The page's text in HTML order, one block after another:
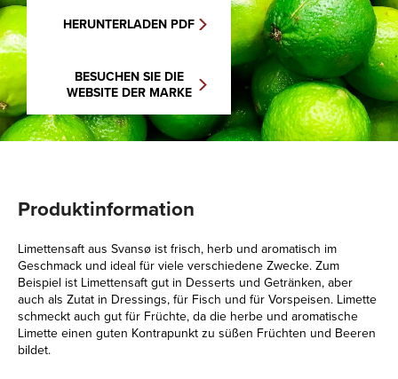
HERUNTERLADEN PDF
BESUCHEN SIE DIE
WEBSITE DER MARKE
Produktinformation
Limettensaft aus Svansø ist frisch, herb und aromatisch im
Geschmack und ideal für viele verschiedene Zwecke. Zum
Beispiel ist Limettensaft gut in Desserts und Getränken, aber
auch als Zutat in Dressings, für Fisch und für Vorspeisen. Limette
schmeckt auch gut für Früchte, da die herbe und aromatische
Limette einen guten Kontrapunkt zu süßen Früchten und Beeren
bildet.